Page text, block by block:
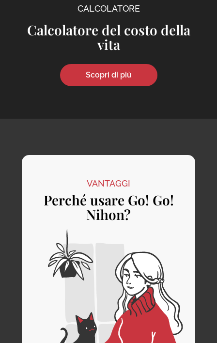
CALCOLATORE
Calcolatore del costo della
vita
Scopri di più
VANTAGGI
Perché usare Go! Go!
Nihon?